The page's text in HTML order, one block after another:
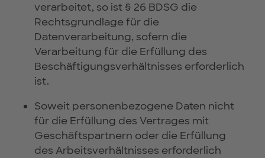
verarbeitet, so ist § 26 BDSG die
Rechtsgrundlage für die
Datenverarbeitung, sofern die
Verarbeitung für die Erfüllung des
Beschäftigungsverhältnisses erforderlich
ist.
Soweit personenbezogene Daten nicht
für die Erfüllung des Vertrages mit
Geschäftspartnern oder die Erfüllung
des Arbeitsverhältnisses erforderlich